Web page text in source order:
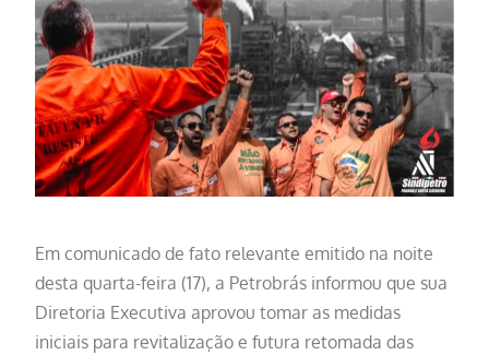
Em comunicado de fato relevante emitido na noite
desta quarta-feira (17), a Petrobrás informou que sua
Diretoria Executiva aprovou tomar as medidas
iniciais para revitalização e futura retomada das